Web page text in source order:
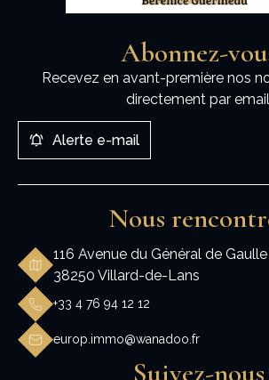
Abonnez-
Recevez en avant-première nos
directement par
Alerte e-mail
Nous
116 Avenue du Général de Gaulle
38250 Villard-de-Lans
+33 4 76 94 12 12
europ.immo@wanadoo.fr
Suivez-nous